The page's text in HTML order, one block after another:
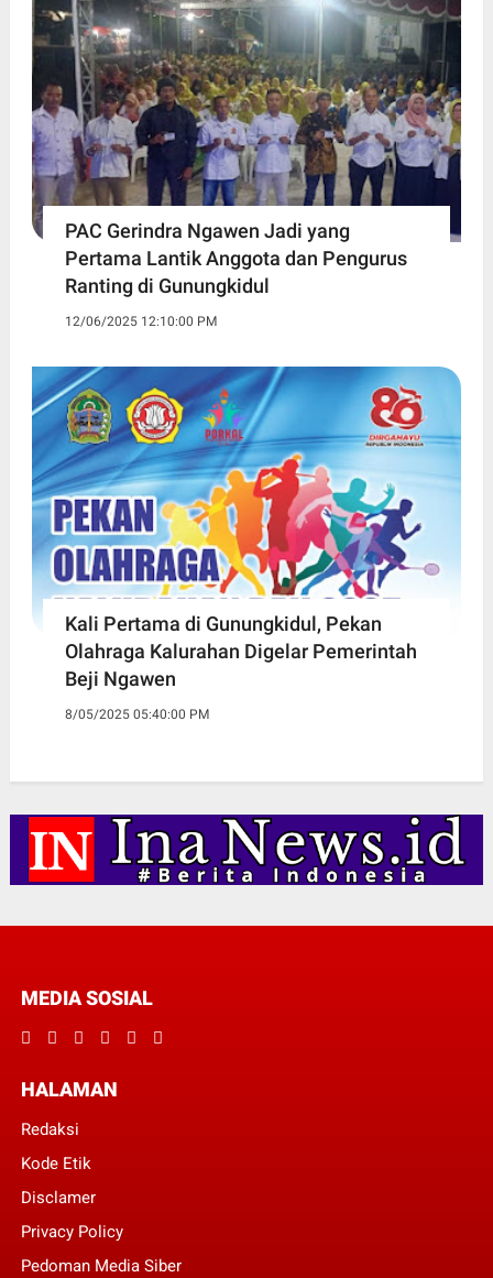
PAC Gerindra Ngawen Jadi yang
Pertama Lantik Anggota dan Pengurus
Ranting di Gunungkidul
12/06/2025 12:10:00 PM
Kali Pertama di Gunungkidul, Pekan
Olahraga Kalurahan Digelar Pemerintah
Beji Ngawen
8/05/2025 05:40:00 PM
MEDIA SOSIAL
HALAMAN
Redaksi
Kode Etik
Disclamer
Privacy Policy
Pedoman Media Siber